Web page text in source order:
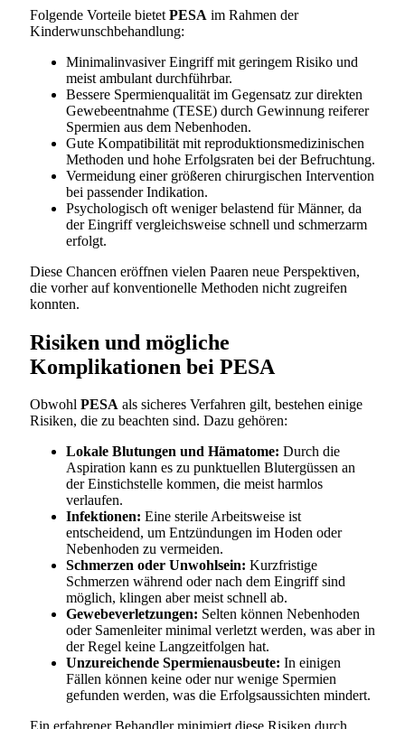
Folgende Vorteile bietet PESA im Rahmen der
Kinderwunschbehandlung:
Minimalinvasiver Eingriff mit geringem Risiko und
meist ambulant durchführbar.
Bessere Spermienqualität im Gegensatz zur direkten
Gewebeentnahme (TESE) durch Gewinnung reiferer
Spermien aus dem Nebenhoden.
Gute Kompatibilität mit reproduktionsmedizinischen
Methoden und hohe Erfolgsraten bei der Befruchtung.
Vermeidung einer größeren chirurgischen Intervention
bei passender Indikation.
Psychologisch oft weniger belastend für Männer, da
der Eingriff vergleichsweise schnell und schmerzarm
erfolgt.
Diese Chancen eröffnen vielen Paaren neue Perspektiven,
die vorher auf konventionelle Methoden nicht zugreifen
konnten.
Risiken und mögliche
Komplikationen bei PESA
Obwohl PESA als sicheres Verfahren gilt, bestehen einige
Risiken, die zu beachten sind. Dazu gehören:
Lokale Blutungen und Hämatome: Durch die
Aspiration kann es zu punktuellen Blutergüssen an
der Einstichstelle kommen, die meist harmlos
verlaufen.
Infektionen: Eine sterile Arbeitsweise ist
entscheidend, um Entzündungen im Hoden oder
Nebenhoden zu vermeiden.
Schmerzen oder Unwohlsein: Kurzfristige
Schmerzen während oder nach dem Eingriff sind
möglich, klingen aber meist schnell ab.
Gewebeverletzungen: Selten können Nebenhoden
oder Samenleiter minimal verletzt werden, was aber in
der Regel keine Langzeitfolgen hat.
Unzureichende Spermienausbeute: In einigen
Fällen können keine oder nur wenige Spermien
gefunden werden, was die Erfolgsaussichten mindert.